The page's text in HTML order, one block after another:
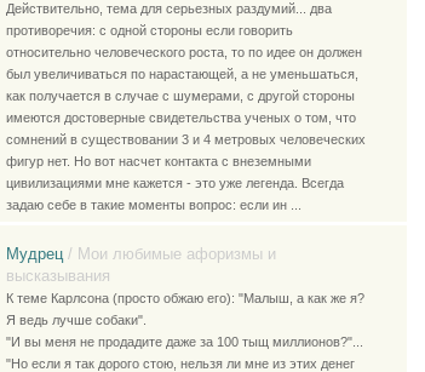
Действительно, тема для серьезных раздумий... два
противоречия: с одной стороны если говорить
относительно человеческого роста, то по идее он должен
был увеличиваться по нарастающей, а не уменьшаться,
как получается в случае с шумерами, с другой стороны
имеются достоверные свидетельства ученых о том, что
сомнений в существовании 3 и 4 метровых человеческих
фигур нет. Но вот насчет контакта с внеземными
цивилизациями мне кажется - это уже легенда. Всегда
задаю себе в такие моменты вопрос: если ин ...
Мудрец/ Мои любимые афоризмы и
высказывания
К теме Карлсона (просто обжаю его): "Малыш, а как же я?
Я ведь лучше собаки".
"И вы меня не продадите даже за 100 тыщ миллионов?"...
"Но если я так дорого стою, нельзя ли мне из этих денег